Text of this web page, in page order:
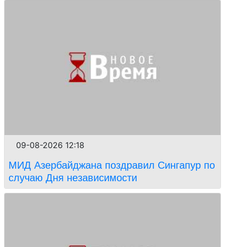
09-08-2026 12:18
МИД Азербайджана поздравил Сингапур по
случаю Дня независимости